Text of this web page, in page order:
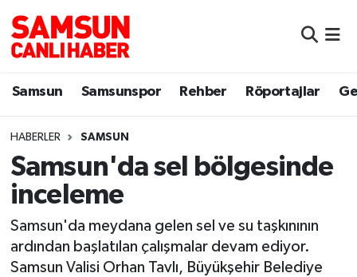
Samsun Samsunspor Rehber Röportajlar
HABERLER SAMSUN
Samsun'da sel bölgesinde
inceleme
Samsun'da meydana gelen sel ve su taşkınının
ardından başlatılan çalışmalar devam ediyor.
Samsun Valisi Orhan Tavlı, Büyükşehir Belediye
Samsun
Sokak Röportajları
Genel
Dünya
Eğitim
Samsun Nöbetçi Eczaneler
Samsun Hava Durumu
Samsun Namaz Vakitleri
Samsun Trafik Yoğunluk Haritası
Süper Lig Puan Durumu ve Fikstür
Tüm Manşetler